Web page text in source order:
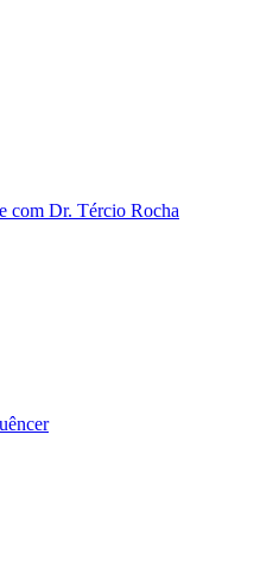
com Dr. Tércio Rocha